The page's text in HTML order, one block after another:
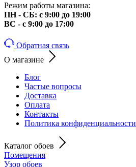
Режим работы магазина:
ПН - СБ: с 9:00 до 19:00
ВС - с 9:00 до 17:00
Обратная связь
О магазине
Блог
Частые вопросы
Доставка
Оплата
Контакты
Политика конфиденциальности
Каталог обоев
Помещения
Узор обоев